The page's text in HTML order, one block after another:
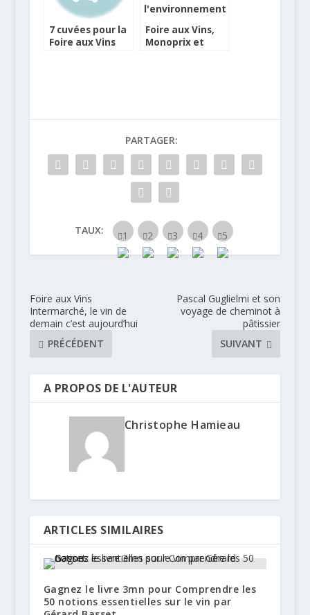
7 cuvées pour la
Foire aux Vins
Foire aux Vins,
Monoprix et
PARTAGER:
TAUX:
Foire aux Vins
Intermarché, le vin de
demain c’est aujourd’hui
PRÉCÉDENT
Pascal Guglielmi et son
voyage de cheminot à
pâtissier
SUIVANT
A PROPOS DE L'AUTEUR
Christophe Hamieau
ARTICLES SIMILAIRES
Gagnez le livre 3mn pour Comprendre les
50 notions essentielles sur le vin par